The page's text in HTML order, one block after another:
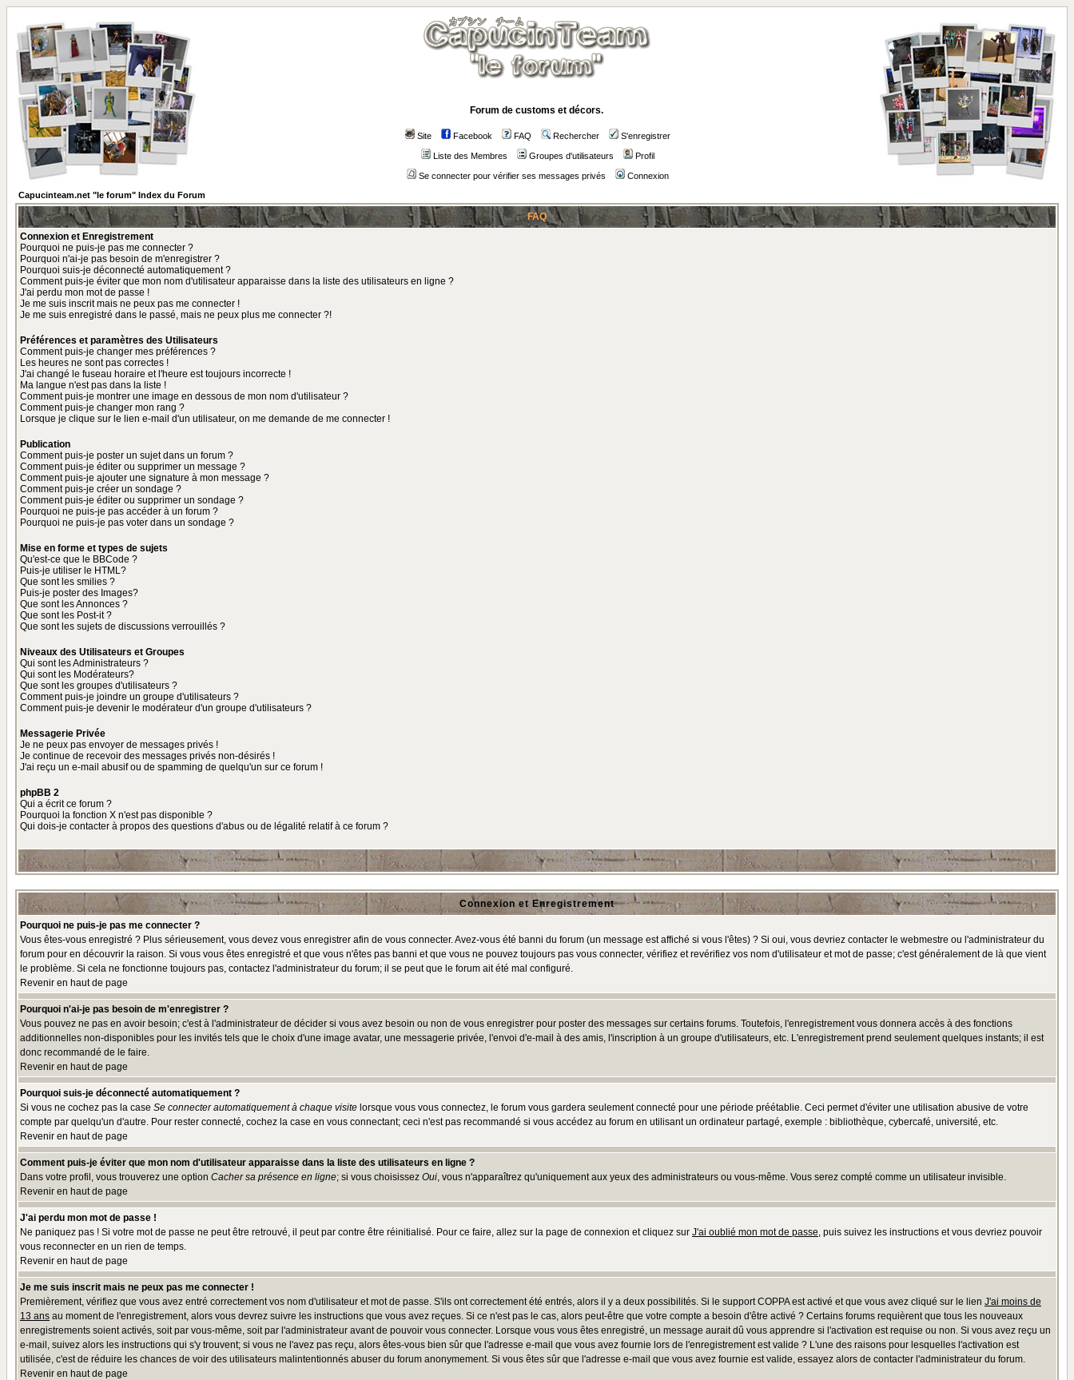
Forum de customs et décors.
Site Facebook FAQ Rechercher S'enregistrer
Liste des Membres Groupes d'utilisateurs Profil
Se connecter pour vérifier ses messages privés
Connexion
Capucinteam.net "le forum" Index du Forum
FAQ
Connexion et Enregistrement
Pourquoi ne puis-je pas me connecter ?
Pourquoi n'ai-je pas besoin de m'enregistrer ?
Pourquoi suis-je déconnecté automatiquement ?
Comment puis-je éviter que mon nom d'utilisateur apparaisse dans la liste des utilisateurs en ligne ?
J'ai perdu mon mot de passe !
Je me suis inscrit mais ne peux pas me connecter !
Je me suis enregistré dans le passé, mais ne peux plus me connecter ?!
Préférences et paramètres des Utilisateurs
Comment puis-je changer mes préférences ?
Les heures ne sont pas correctes !
J'ai changé le fuseau horaire et l'heure est toujours incorrecte !
Ma langue n'est pas dans la liste !
Comment puis-je montrer une image en dessous de mon nom d'utilisateur ?
Comment puis-je changer mon rang ?
Lorsque je clique sur le lien e-mail d'un utilisateur, on me demande de me connecter !
Publication
Comment puis-je poster un sujet dans un forum ?
Comment puis-je éditer ou supprimer un message ?
Comment puis-je ajouter une signature à mon message ?
Comment puis-je créer un sondage ?
Comment puis-je éditer ou supprimer un sondage ?
Pourquoi ne puis-je pas accéder à un forum ?
Pourquoi ne puis-je pas voter dans un sondage ?
Mise en forme et types de sujets
Qu'est-ce que le BBCode ?
Puis-je utiliser le HTML?
Que sont les smilies ?
Puis-je poster des Images?
Que sont les Annonces ?
Que sont les Post-it ?
Que sont les sujets de discussions verrouillés ?
Niveaux des Utilisateurs et Groupes
Qui sont les Administrateurs ?
Qui sont les Modérateurs?
Que sont les groupes d'utilisateurs ?
Comment puis-je joindre un groupe d'utilisateurs ?
Comment puis-je devenir le modérateur d'un groupe d'utilisateurs ?
Messagerie Privée
Je ne peux pas envoyer de messages privés !
Je continue de recevoir des messages privés non-désirés !
J'ai reçu un e-mail abusif ou de spamming de quelqu'un sur ce forum !
phpBB 2
Qui a écrit ce forum ?
Pourquoi la fonction X n'est pas disponible ?
Qui dois-je contacter à propos des questions d'abus ou de légalité relatif à ce forum ?
Connexion et Enregistrement
Pourquoi ne puis-je pas me connecter ?
Vous êtes-vous enregistré ? Plus sérieusement, vous devez vous enregistrer afin de vous connecter. Avez-vous été banni du forum (un message est affiché si vous l'êtes) ? Si oui, vous devriez contacter le webmestre ou l'administrateur du
forum pour en découvrir la raison. Si vous vous êtes enregistré et que vous n'êtes pas banni et que vous ne pouvez toujours pas vous connecter, vérifiez et revérifiez vos nom d'utilisateur et mot de passe; c'est généralement de là que vient
le problème. Si cela ne fonctionne toujours pas, contactez l'administrateur du forum; il se peut que le forum ait été mal configuré.
Revenir en haut de page
Pourquoi n'ai-je pas besoin de m'enregistrer ?
Vous pouvez ne pas en avoir besoin; c'est à l'administrateur de décider si vous avez besoin ou non de vous enregistrer pour poster des messages sur certains forums. Toutefois, l'enregistrement vous donnera accès à des fonctions
additionnelles non-disponibles pour les invités tels que le choix d'une image avatar, une messagerie privée, l'envoi d'e-mail à des amis, l'inscription à un groupe d'utilisateurs, etc. L'enregistrement prend seulement quelques instants; il est
donc recommandé de le faire.
Revenir en haut de page
Pourquoi suis-je déconnecté automatiquement ?
Si vous ne cochez pas la case Se connecter automatiquement à chaque visite lorsque vous vous connectez, le forum vous gardera seulement connecté pour une période préétablie. Ceci permet d'éviter une utilisation abusive de votre
compte par quelqu'un d'autre. Pour rester connecté, cochez la case en vous connectant; ceci n'est pas recommandé si vous accédez au forum en utilisant un ordinateur partagé, exemple : bibliothèque, cybercafé, université, etc.
Revenir en haut de page
Comment puis-je éviter que mon nom d'utilisateur apparaisse dans la liste des utilisateurs en ligne ?
Dans votre profil, vous trouverez une option Cacher sa présence en ligne; si vous choisissez Oui, vous n'apparaîtrez qu'uniquement aux yeux des administrateurs ou vous-même. Vous serez compté comme un utilisateur invisible.
Revenir en haut de page
J'ai perdu mon mot de passe !
Ne paniquez pas ! Si votre mot de passe ne peut être retrouvé, il peut par contre être réinitialisé. Pour ce faire, allez sur la page de connexion et cliquez sur J'ai oublié mon mot de passe, puis suivez les instructions et vous devriez pouvoir
vous reconnecter en un rien de temps.
Revenir en haut de page
Je me suis inscrit mais ne peux pas me connecter !
Premièrement, vérifiez que vous avez entré correctement vos nom d'utilisateur et mot de passe. S'ils ont correctement été entrés, alors il y a deux possibilités. Si le support COPPA est activé et que vous avez cliqué sur le lien J'ai moins de
13 ans au moment de l'enregistrement, alors vous devrez suivre les instructions que vous avez reçues. Si ce n'est pas le cas, alors peut-être que votre compte a besoin d'être activé ? Certains forums requièrent que tous les nouveaux
enregistrements soient activés, soit par vous-même, soit par l'administrateur avant de pouvoir vous connecter. Lorsque vous vous êtes enregistré, un message aurait dû vous apprendre si l'activation est requise ou non. Si vous avez reçu un
e-mail, suivez alors les instructions qui s'y trouvent; si vous ne l'avez pas reçu, alors êtes-vous bien sûr que l'adresse e-mail que vous avez fournie lors de l'enregistrement est valide ? L'une des raisons pour lesquelles l'activation est
utilisée, c'est de réduire les chances de voir des utilisateurs malintentionnés abuser du forum anonymement. Si vous êtes sûr que l'adresse e-mail que vous avez fournie est valide, essayez alors de contacter l'administrateur du forum.
Revenir en haut de page